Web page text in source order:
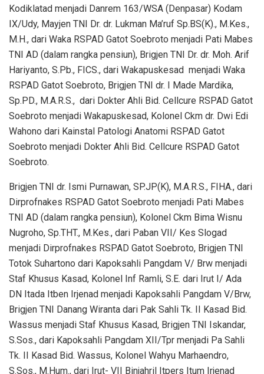
Kodiklatad menjadi Danrem 163/WSA (Denpasar) Kodam
IX/Udy, Mayjen TNI Dr. dr. Lukman Ma’ruf Sp.BS(K)., M.Kes.,
M.H., dari Waka RSPAD Gatot Soebroto menjadi Pati Mabes
TNI AD (dalam rangka pensiun), Brigjen TNI Dr. dr. Moh. Arif
Hariyanto, S.Pb., FICS., dari Wakapuskesad menjadi Waka
RSPAD Gatot Soebroto, Brigjen TNI dr. I Made Mardika,
Sp.PD., M.A.R.S., dari Dokter Ahli Bid. Cellcure RSPAD Gatot
Soebroto menjadi Wakapuskesad, Kolonel Ckm dr. Dwi Edi
Wahono dari Kainstal Patologi Anatomi RSPAD Gatot
Soebroto menjadi Dokter Ahli Bid. Cellcure RSPAD Gatot
Soebroto.
Brigjen TNI dr. Ismi Purnawan, SP.JP(K), M.A.R.S., FIHA., dari
Dirprofnakes RSPAD Gatot Soebroto menjadi Pati Mabes
TNI AD (dalam rangka pensiun), Kolonel Ckm Bima Wisnu
Nugroho, Sp.THT., M.Kes., dari Paban VII/ Kes Slogad
menjadi Dirprofnakes RSPAD Gatot Soebroto, Brigjen TNI
Totok Suhartono dari Kapoksahli Pangdam V/ Brw menjadi
Staf Khusus Kasad, Kolonel Inf Ramli, S.E. dari Irut I/ Ada
DN Itada Itben Irjenad menjadi Kapoksahli Pangdam V/Brw,
Brigjen TNI Danang Wiranta dari Pak Sahli Tk. II Kasad Bid.
Wassus menjadi Staf Khusus Kasad, Brigjen TNI Iskandar,
S.Sos., dari Kapoksahli Pangdam XII/Tpr menjadi Pa Sahli
Tk. II Kasad Bid. Wassus, Kolonel Wahyu Marhaendro,
S.Sos., M.Hum., dari Irut- VII Binjahril Itpers Itum Irjenad